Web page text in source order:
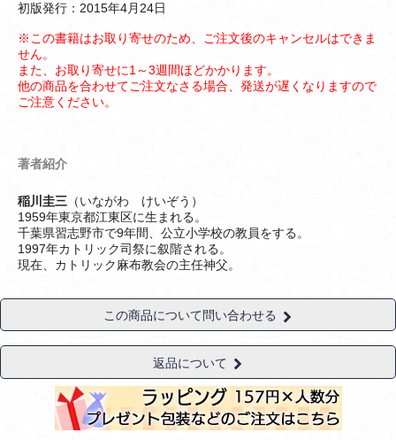
初版発行：2015年4月24日
※この書籍はお取り寄せのため、ご注文後のキャンセルはできま
せん。
また、お取り寄せに1～3週間ほどかかります。
他の商品を合わせてご注文なさる場合、発送が遅くなりますので
ご注意ください。
著者紹介
稲川圭三 （いながわ けいぞう）
1959年東京都江東区に生まれる。
千葉県習志野市で9年間、公立小学校の教員をする。
1997年カトリック司祭に叙階される。
現在、カトリック麻布教会の主任神父。
この商品について問い合わせる
返品について